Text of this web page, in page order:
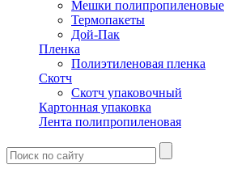
Мешки полипропиленовые
Термопакеты
Дой-Пак
Пленка
Полиэтиленовая пленка
Скотч
Скотч упаковочный
Картонная упаковка
Лента полипропиленовая